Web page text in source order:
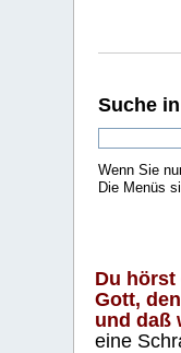
Suche
Wenn Sie
Die Menüs
Du hörst
Gott,
und daß
eine